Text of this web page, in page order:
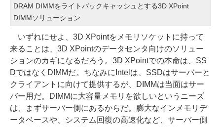
DRAM DIMMをライトバックキャッシュとする3D XPoint
DIMMソリューション
いずれにせよ、3D XPointをメモリソケットに持って
来ることは、3D XPointのデータセンタ向けのソリュー
ションのカギになるだろう。3D XPointでの本命は、SS
DではなくDIMMだ。ちなみにIntelは、SSDはサーバーと
クライアントに向けて提供するが、DIMMは当面はサー
バー用だ。DIMMに大容量メモリを欲しいというニーズ
は、まずサーバー側にあるからだ。膨大なインメモリデ
ータベースや、システム回復の高速化など、サーバー側